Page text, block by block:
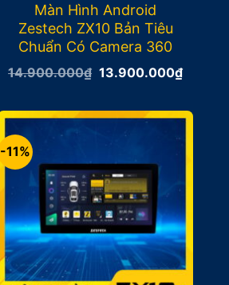
Màn Hình Android
Zestech ZX10 Bản Tiêu
Chuẩn Có Camera 360
14.900.000₫ Giá
14.900.000₫.
13.900.000₫Giá
hiện
là:
-11%